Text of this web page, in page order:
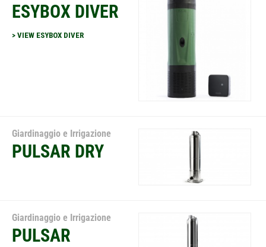
ESYBOX DIVER
> VIEW ESYBOX DIVER
Giardinaggio e Irrigazione
PULSAR DRY
Giardinaggio e Irrigazione
PULSAR